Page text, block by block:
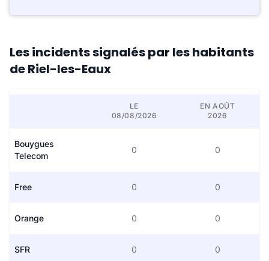
Les incidents signalés par les habitants
de Riel-les-Eaux
LE
08/08/2026
EN AOÛT
2026
Bouygues
Telecom
0 0
Free 0 0
Orange 0 0
SFR 0 0